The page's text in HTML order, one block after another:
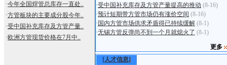
·今年全国焊管总库存一直处..
·方管板块的主要成分股今年..
·受中国补充库存及方管产量..
·欧洲方管现货价格在7月中..
·受中国补充库存及方管产量提高的推动 (8-16)
·预计短期带方管市场仍有涨价空间 (8-16)
· 国内方管市场供求矛盾得已持续缓解 (8-1)
·无锡方管反弹尚不到一个月就熄火了 (8-1)
更多
[人才信息]